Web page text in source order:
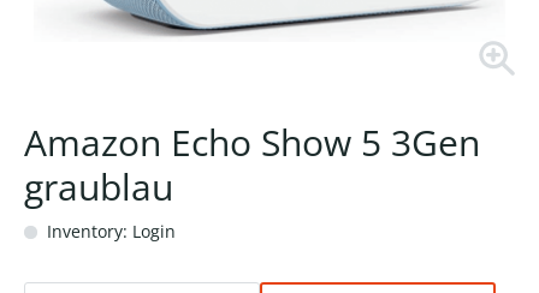
Amazon Echo Show 5 3Gen
graublau
Inventory: Login